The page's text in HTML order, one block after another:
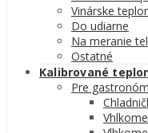
Vinárske
Do udiarne
Na meranie
Ostatné
Kalibrované
Pre